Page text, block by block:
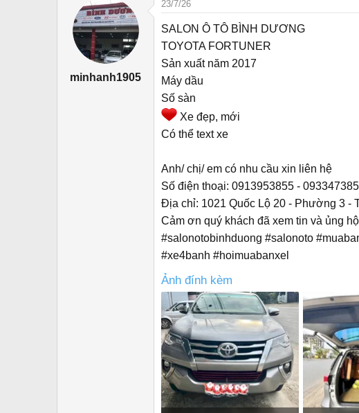
s
t
ử
minhanh1905
23/7/26
SALON Ô TÔ BÌNH DƯƠNG
TOYOTA FORTUNER
Sản xuất năm 2017
Máy dầu
Số sàn
Xe đẹp, mới
Có thể text xe
Anh/ chị/ em có nhu cầu xin liên hệ
Số điện thoại: 0913953855 -
Địa chỉ: 1021 Quốc Lộ 20 - Phường 3 -
Cảm ơn quý khách đã xem tin và ủng
#salonotobinhduong #salonoto
#xe4banh #hoimuabanxel
Ảnh đính kèm